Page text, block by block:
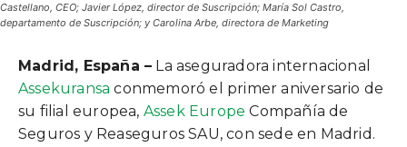
Castellano, CEO; Javier López, director de Suscripción; María Sol Castro,
departamento de Suscripción; y Carolina Arbe, directora de Marketing
Madrid, España – La aseguradora internacional
Assekuransa conmemoró el primer aniversario de
su filial europea, Assek Europe Compañía de
Seguros y Reaseguros SAU, con sede en Madrid.